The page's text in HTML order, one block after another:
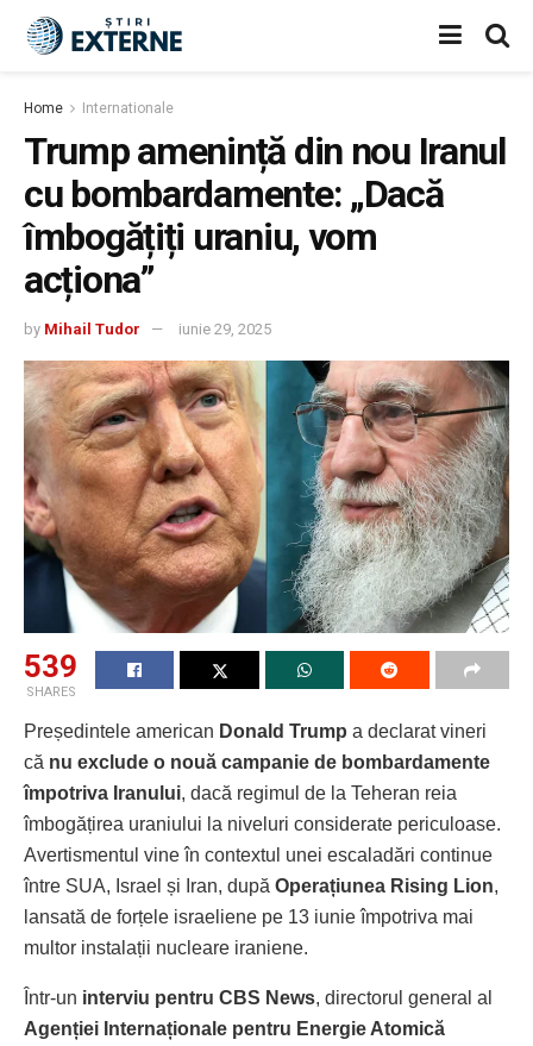
Home Internationale
Trump amenință din nou Iranul
cu bombardamente: „Dacă
îmbogățiți uraniu, vom
acționa”
by Mihail Tudor iunie 29, 2025
539
SHARES
Președintele american Donald Trump a declarat vineri
că nu exclude o nouă campanie de bombardamente
împotriva Iranului, dacă regimul de la Teheran reia
îmbogățirea uraniului la niveluri considerate periculoase.
Avertismentul vine în contextul unei escaladări continue
între SUA, Israel și Iran, după Operațiunea Rising Lion,
lansată de forțele israeliene pe 13 iunie împotriva mai
multor instalații nucleare iraniene.
Într-un interviu pentru CBS News, directorul general al
Agenției Internaționale pentru Energie Atomică